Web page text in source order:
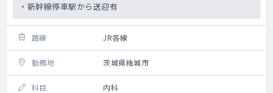
・新幹線停車駅から送迎有
路線 JR各線
勤務地 茨城県結城市
科目 内科